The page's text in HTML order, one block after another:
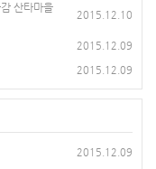
산타마을
2015.12.10
2015.12.09
2015.12.09
2015.12.09